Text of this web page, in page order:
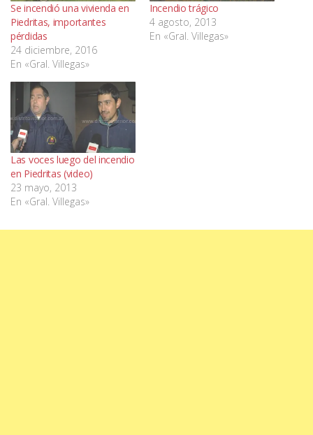
Se incendió una vivienda en
Piedritas, importantes
pérdidas
24 diciembre, 2016
En «Gral. Villegas»
Incendio trágico
4 agosto, 2013
En «Gral. Villegas»
Las voces luego del incendio
en Piedritas (video)
23 mayo, 2013
En «Gral. Villegas»